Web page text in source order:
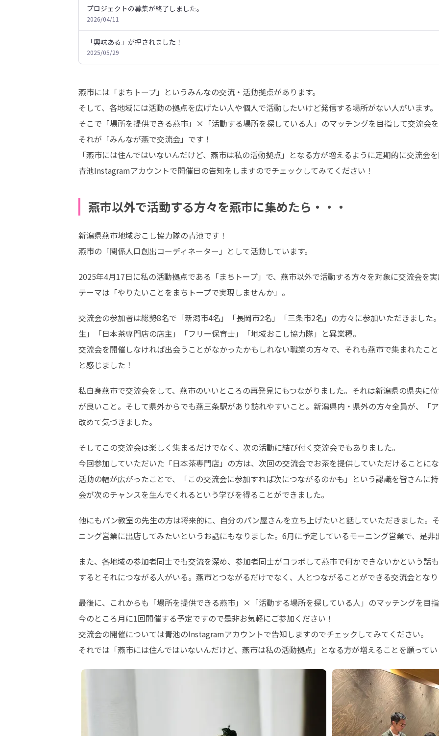
プロジェクトの募集が終了しました。
2026/04/11
「興味ある」が押されました！
2025/05/29
燕市には「まちトープ」というみんなの交流・活動拠点があります。
そして、各地域には活動の拠点を広げたい人や個人で活動したいけど発信する場所がない人がいます。
そこで「場所を提供できる燕市」×「活動する場所を探している人」のマッチングを目指して交流会
それが「みんなが燕で交流会」です！
「燕市には住んではいないんだけど、燕市は私の活動拠点」となる方が増えるように定期的に交流会
青池Instagramアカウントで開催日の告知をしますのでチェックしてみてください！
燕市以外で活動する方々を燕市に集めたら・・・
新潟県燕市地域おこし協力隊の青池です！
燕市の「関係人口創出コーディネーター」として活動しています。
2025年4月17日に私の活動拠点である「まちトープ」で、燕市以外で活動する方々を対象に交流会を
テーマは「やりたいことをまちトープで実現しませんか」。
交流会の参加者は総勢8名で「新潟市4名」「長岡市2名」「三条市2名」の方々に参加いただきました
生」「日本茶専門店の店主」「フリー保育士」「地域おこし協力隊」と異業種。
交流会を開催しなければ出会うことがなかったかもしれない職業の方々で、それも燕市で集まれたこ
と感じました！
私自身燕市で交流会をして、燕市のいいところの再発見にもつながりました。それは新潟県の県央に
が良いこと。そして県外からでも燕三条駅があり訪れやすいこと。新潟県内・県外の方々全員が、「
改めて気づきました。
そしてこの交流会は楽しく集まるだけでなく、次の活動に結び付く交流会でもありました。
今回参加していただいた「日本茶専門店」の方は、次回の交流会でお茶を提供していただけることに
活動の幅が広がったことで、「この交流会に参加すれば次につながるのかも」という認識を皆さんに
会が次のチャンスを生んでくれるという学びを得ることができました。
他にもパン教室の先生の方は将来的に、自分のパン屋さんを立ち上げたいと話していただきました。
ニング営業に出店してみたいというお話にもなりました。6月に予定しているモーニング営業で、是
また、各地域の参加者同士でも交流を深め、参加者同士がコラボして燕市で何かできないかという話
するとそれにつながる人がいる。燕市とつながるだけでなく、人とつながることができる交流会とな
最後に、これからも「場所を提供できる燕市」×「活動する場所を探している人」のマッチングを目
今のところ月に1回開催する予定ですので是非お気軽にご参加ください！
交流会の開催については青池のInstagramアカウントで告知しますのでチェックしてみてください。
それでは「燕市には住んではいないんだけど、燕市は私の活動拠点」となる方が増えることを願って